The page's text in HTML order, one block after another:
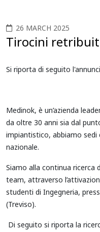
26 MARCH 2025
Tirocini
Si riporta di seguito
Medinok, è un’azienda
da oltre 30 anni sia dal
impiantistico, abbiamo
nazionale.
Siamo alla continua ricerca
team, attraverso
studenti di Ingegneria,
(Treviso).
Di seguito si riporta la